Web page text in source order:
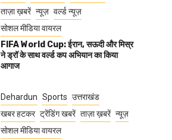
ताज़ा ख़बरें न्यूज़ वर्ल्ड न्यूज़
सोशल मीडिया वायरल
FIFA World Cup: ईरान, सऊदी और मिस्र
ने ड्रॉ के साथ वर्ल्ड कप अभियान का किया
आगाज
Dehardun Sports उत्तराखंड
खबर हटकर ट्रेंडिंग खबरें ताज़ा ख़बरें न्यूज़
सोशल मीडिया वायरल